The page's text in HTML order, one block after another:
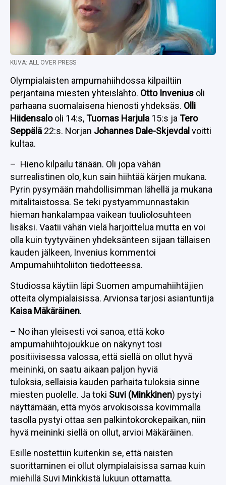
KUVA: ALL OVER PRESS
Olympialaisten ampumahiihdossa kilpailtiin
perjantaina miesten yhteislähtö. Otto Invenius oli
parhaana suomalaisena hienosti yhdeksäs. Olli
Hiidensalooli 14:s,Tuomas Harjula 15:s ja Tero
Seppälä 22:s. Norjan Johannes Dale-Skjevdal voitti
kultaa.
– Hieno kilpailu tänään. Oli jopa vähän
surrealistinen olo, kun sain hiihtää kärjen mukana.
Pyrin pysymään mahdollisimman lähellä ja mukana
mitalitaistossa. Se teki pystyammunnastakin
hieman hankalampaa vaikean tuuliolosuhteen
lisäksi. Vaatii vähän vielä harjoittelua mutta en voi
olla kuin tyytyväinen yhdeksänteen sijaan tällaisen
kauden jälkeen, Invenius kommentoi
Ampumahiihtoliiton tiedotteessa.
Studiossa käytiin läpi Suomen ampumahiihtäjien
otteita olympialaisissa. Arvionsa tarjosi asiantuntija
Kaisa Mäkäräinen.
– No ihan yleisesti voi sanoa, että koko
ampumahiihtojoukkue on näkynyt tosi
positiivisessa valossa, että siellä on ollut hyvä
meininki, on saatu aikaan paljon hyviä
tuloksia, sellaisia kauden parhaita tuloksia sinne
miesten puolelle. Ja toki Suvi (Minkkinen) pystyi
näyttämään, että myös arvokisoissa kovimmalla
tasolla pystyi ottaa sen palkintokorokepaikan, niin
hyvä meininki siellä on ollut, arvioi Mäkäräinen.
Esille nostettiin kuitenkin se, että naisten
suorittaminen ei ollut olympialaisissa samaa kuin
miehillä Suvi Minkkistä lukuun ottamatta.